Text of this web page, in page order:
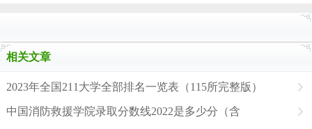
相关文章
2023年全国211大学全部排名一览表（115所完整版）
中国消防救援学院录取分数线2022是多少分（含